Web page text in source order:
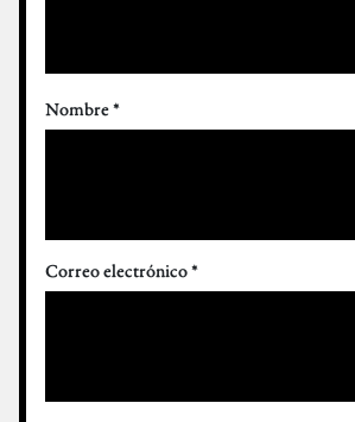
Nombre*
Correo electrónico*